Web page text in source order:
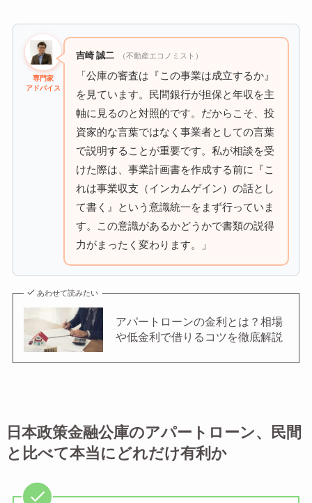
専門家
アドバイス
吉崎 誠二 （不動産エコノミスト）
「公庫の審査は『この事業は成立するか』
を見ています。民間銀行が担保と年収を主
軸に見るのと対照的です。だからこそ、投
資家的な言葉ではなく事業者としての言葉
で説明することが重要です。私が相談を受
けた際は、事業計画書を作成する前に『こ
れは事業収支（インカムゲイン）の話とし
て書く』という意識統一をまず行っていま
す。この意識があるかどうかで書類の説得
力がまったく変わります。」
あわせて読みたい
アパートローンの金利とは？相場
や低金利で借りるコツを徹底解説
日本政策金融公庫のアパートローン、民間
と比べて本当にどれだけ有利か